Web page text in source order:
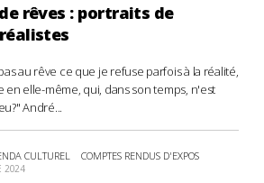
rêves : portraits de
au rêve ce que je refuse parfois à la réalité,
elle-même, qui, dans son temps, n'est
André...
CULTUREL
COMPTES RENDUS D'EXPOS
2024